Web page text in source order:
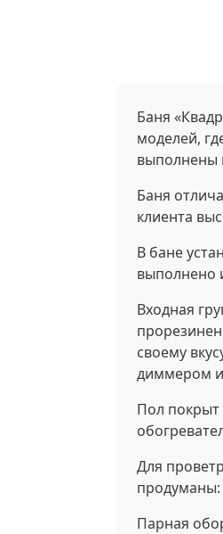
Баня
моделей,
выполнены
Баня
клиента
В бане
выполнено
Входная
своему
диммером и
Пол покрыт
Для
продуманы:
Парная